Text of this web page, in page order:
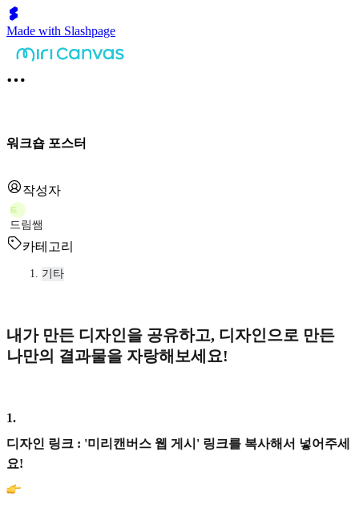
Made with Slashpage
워크숍 포스터
작성자
드
드림쌤
카테고리
기타
내가 만든 디자인을 공유하고, 디자인으로 만든
나만의 결과물을 자랑해보세요!
1.
디자인 링크 : '미리캔버스 웹 게시' 링크를 복사해서 넣어주세
요!